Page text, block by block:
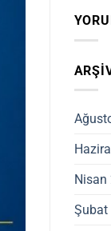
Nisan
Şubat